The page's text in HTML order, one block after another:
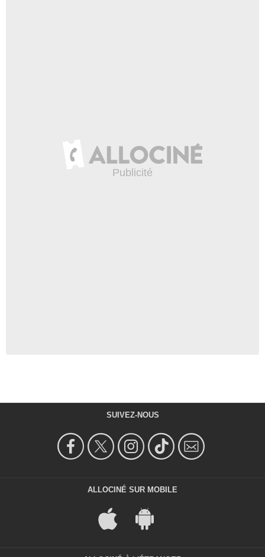
SUIVEZ-NOUS
ALLOCINÉ SUR MOBILE